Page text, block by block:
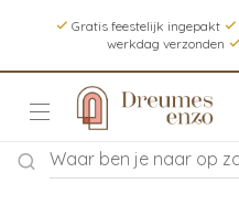
Gratis feestelijk ingepakt
werkdag verzonden